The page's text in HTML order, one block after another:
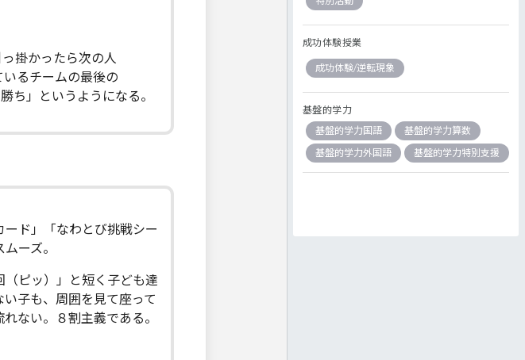
掛かったら次の人
るチームの最後の
ち」というようになる。
ド」「なわとび挑戦シー
ーズ。
ピッ）」と短く子ども達
子も、周囲を見て座って
ない。８割主義である。
成功体験授業
成功体験/逆転現象
基盤的学力
基盤的学力国語
基盤的学力算数
基盤的学力外国語
基盤的学力特別支援